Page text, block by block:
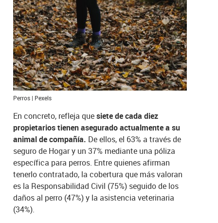
Perros | Pexels
En concreto, refleja quesiete de cada diez
propietarios tienen asegurado actualmente a su
animal de compañía. De ellos, el 63% a través de
seguro de Hogar y un 37% mediante una póliza
específica para perros. Entre quienes afirman
tenerlo contratado, la cobertura que más valoran
es la Responsabilidad Civil (75%) seguido de los
daños al perro (47%) y la asistencia veterinaria
(34%).